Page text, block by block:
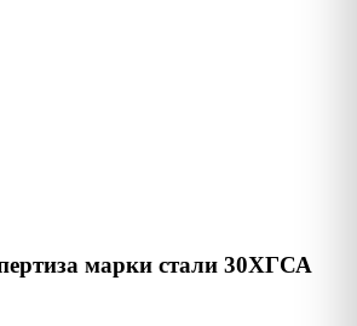
марки стали 30ХГСА